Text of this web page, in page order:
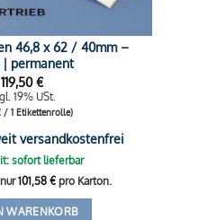
46,8 x 62 / 40mm –
permanent
119,50€
19% USt.
/ 1 Etikettenrolle)
versandkostenfrei
sofort lieferbar
101,58 €pro Karton.
WARENKORB